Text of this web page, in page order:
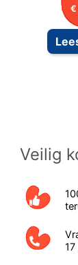
Veilig
17
€